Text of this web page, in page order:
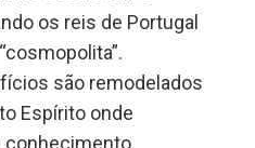
os reis de Portugal
são remodelados
Espírito onde
conhecimento.